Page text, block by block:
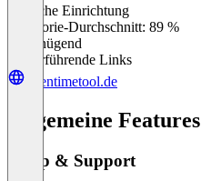
Einfache Einrichtung
Kategorie-Durchschnitt: 89 %
Ungenügend
Weiterführende Links
opentimetool.de
Allgemeine Features
Setup & Support